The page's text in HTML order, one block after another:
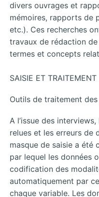
divers ouvrages et
mémoires, rapports de
etc.). Ces recherches
travaux de rédaction
termes et concepts
SAISIE ET
Outils de traitement
A l’issue des
relues et les erreurs de
masque de saisie a été
par lequel les données
codification des
automatiquement par
chaque variable. Les